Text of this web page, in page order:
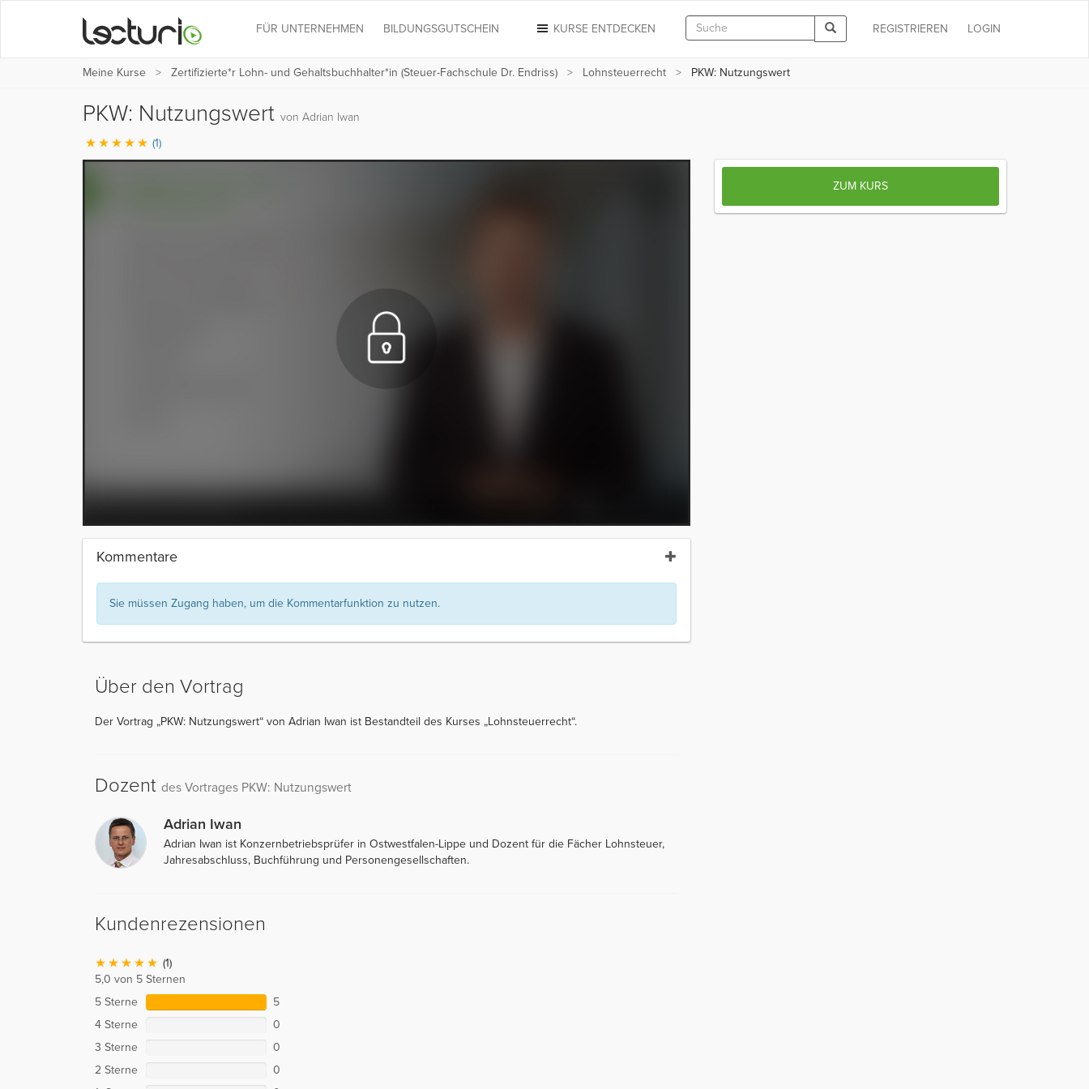
LOGIN
REGISTRIEREN
KURSE ENTDECKEN
FÜR UNTERNEHMEN BILDUNGSGUTSCHEIN
Meine Kurse Zertifizierte*r Lohn- und Gehaltsbuchhalter*in (Steuer-Fachschule Dr. Endriss) Lohnsteuerrecht PKW: Nutzungswert
PKW: Nutzungswert von Adrian Iwan
(1)
Kommentare
Sie müssen Zugang haben, um die Kommentarfunktion zu nutzen.
Über den Vortrag
Der Vortrag „PKW: Nutzungswert“ von Adrian Iwan ist Bestandteil des Kurses „Lohnsteuerrecht“.
Dozent des Vortrages PKW: Nutzungswert
Adrian Iwan
Adrian Iwan ist Konzernbetriebsprüfer in Ostwestfalen-Lippe und Dozent für die Fächer Lohnsteuer,
Jahresabschluss, Buchführung und Personengesellschaften.
Kundenrezensionen
(1)
5,0 von 5 Sternen
5 Sterne
5
4 Sterne
0
3 Sterne
0
2 Sterne
0
ZUM KURS